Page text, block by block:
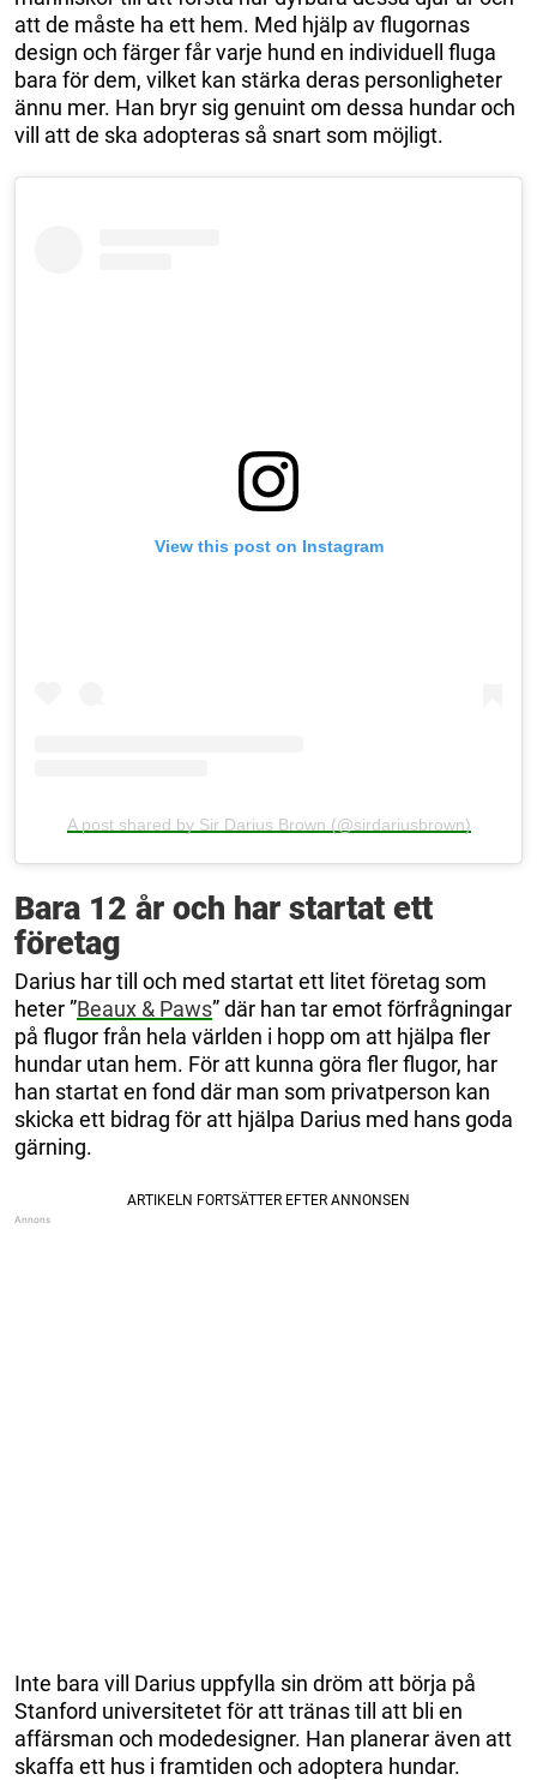
att de måste ha ett hem. Med hjälp av flugornas
design och färger får varje hund en individuell fluga
bara för dem, vilket kan stärka deras personligheter
ännu mer. Han bryr sig genuint om dessa hundar och
vill att de ska adopteras så snart som möjligt.
View this post on Instagram
A post shared by Sir Darius Brown (@sirdariusbrown)
Bara 12 år och har startat ett
företag
Darius har till och med startat ett litet företag som
heter ”Beaux & Paws” där han tar emot förfrågningar
på flugor från hela världen i hopp om att hjälpa fler
hundar utan hem. För att kunna göra fler flugor, har
han startat en fond där man som privatperson kan
skicka ett bidrag för att hjälpa Darius med hans goda
gärning.
Inte bara vill Darius uppfylla sin dröm att börja på
Stanford universitetet för att tränas till att bli en
affärsman och modedesigner. Han planerar även att
skaffa ett hus i framtiden och adoptera hundar.